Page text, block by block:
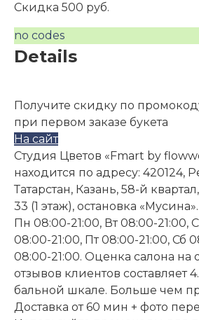
Скидка 500 руб.
no codes
Details
Получите скидку по
при первом заказе букета
На сайт
Студия Цветов «Fmart by
находится по адресу: 420124,
Татарстан, Казань, 58-й
33 (1 этаж), остановка
Пн 08:00-21:00, Вт 08:00-21:00,
08:00-21:00, Пт 08:00-21:00, Сб
08:00-21:00. Оценка салона на
отзывов клиентов составляет
бальной шкале. Больше чем
Доставка от 60 мин + фото